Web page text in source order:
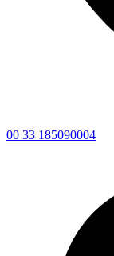
00 33 185090004